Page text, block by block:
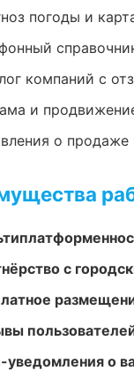
погоды и
компаний с
и
о продаже
с
уведомления о